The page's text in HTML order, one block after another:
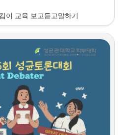
이 교육 보고듣고말하기